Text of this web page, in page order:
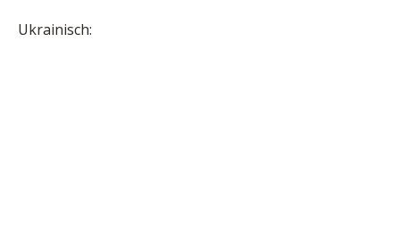
Ukrainisch: